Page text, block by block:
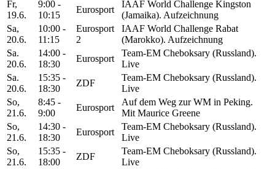
Fr,
19.6.
9:00 -
10:15
Eurosport
IAAF World Challenge Kingston
(Jamaika). Aufzeichnung
Sa,
20.6.
10:00 -
11:15
Eurosport
2
IAAF World Challenge Rabat
(Marokko). Aufzeichnung
Sa.
20.6.
14:00 -
18:30
Eurosport
Team-EM Cheboksary (Russland).
Live
Sa.
20.6.
15:35 -
18:30
ZDF
Team-EM Cheboksary (Russland).
Live
So,
21.6.
8:45 -
9:00
Eurosport
Auf dem Weg zur WM in Peking.
Mit Maurice Greene
So,
21.6.
14:30 -
18:30
Eurosport
Team-EM Cheboksary (Russland).
Live
So,
21.6.
15:35 -
18:00
ZDF
Team-EM Cheboksary (Russland).
Live